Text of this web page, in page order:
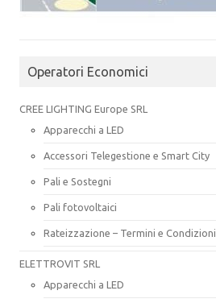
Operatori Economici
CREE LIGHTING Europe SRL
Apparecchi a LED
Accessori Telegestione e Smart City
Pali e Sostegni
Pali fotovoltaici
Rateizzazione – Termini e Condizioni
ELETTROVIT SRL
Apparecchi a LED